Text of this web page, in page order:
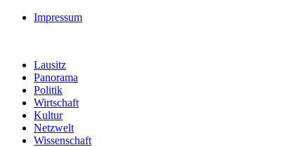
Impressum
Lausitz
Panorama
Politik
Wirtschaft
Kultur
Netzwelt
Wissenschaft